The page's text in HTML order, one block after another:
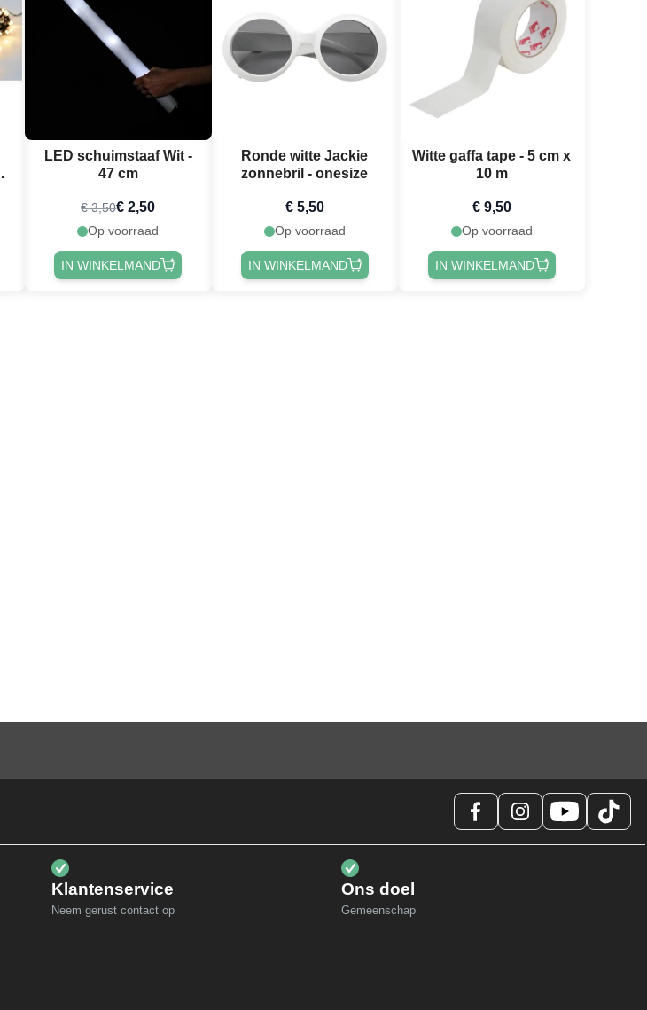
LED schuimstaaf Wit -
47 cm
€ 3,50€ 2,50
Op voorraad
IN WINKELMAND
Ronde witte Jackie
zonnebril - onesize
€ 5,50
Op voorraad
IN WINKELMAND
Witte gaffa tape - 5 cm x
10 m
€ 9,50
Op voorraad
IN WINKELMAND
Klantenservice
Neem gerust contact op
Ons doel
Gemeenschap